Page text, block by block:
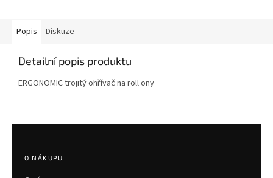
Popis Diskuze
Detailní popis produktu
ERGONOMIC trojitý ohřívač na roll ony
O NÁKUPU